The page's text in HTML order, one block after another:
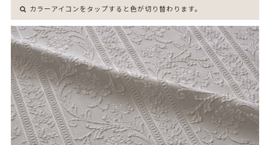
カラーアイコンをタップすると色が切り替わります。